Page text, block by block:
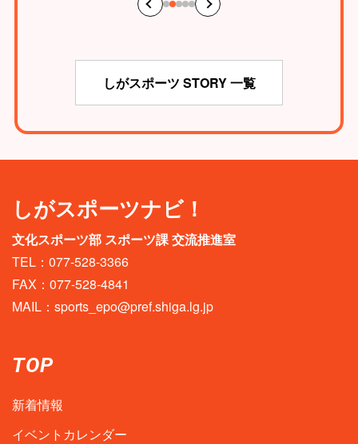
しがスポーツ STORY 一覧
しがスポーツナビ！
文化スポーツ部 スポーツ課 交流推進室
TEL：077-528-3366
FAX：077-528-4841
MAIL： sports_epo@pref.shiga.lg.jp
TOP
新着情報
イベントカレンダー